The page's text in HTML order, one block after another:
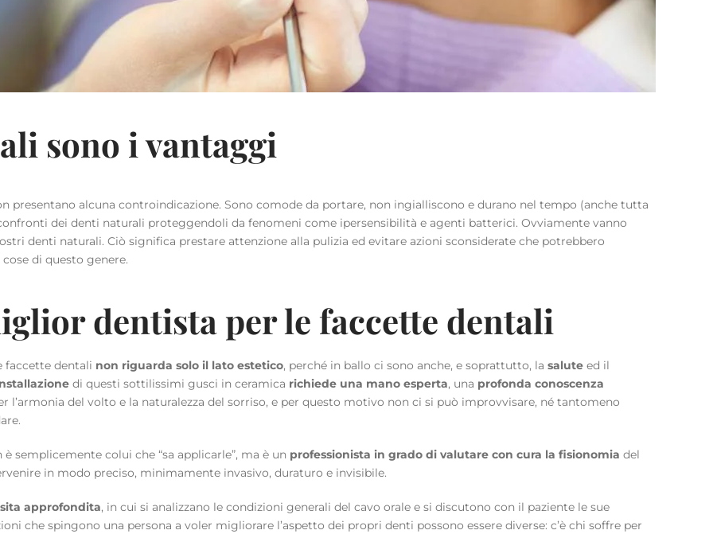
sono i vantaggi
presentano alcuna controindicazione. Sono comode da portare, non ingialliscono e durano nel tempo (anche tutta
dei denti naturali proteggendoli da fenomeni come ipersensibilità e agenti batterici. Ovviamente vanno
denti naturali. Ciò significa prestare attenzione alla pulizia ed evitare azioni sconsiderate che potrebbero
di questo genere.
dentista per le faccette dentali
faccette dentali non riguarda solo il lato estetico, perché in ballo ci sono anche, e soprattutto, la salute ed il
di questi sottilissimi gusci in ceramica richiede una mano esperta, una profonda conoscenza
l’armonia del volto e la naturalezza del sorriso, e per questo motivo non ci si può improvvisare, né tantomeno
colui che “sa applicarle”, ma è un professionista in grado di valutare con cura la fisionomia del
in modo preciso, minimamente invasivo, duraturo e invisibile.
approfondita, in cui si analizzano le condizioni generali del cavo orale e si discutono con il paziente le sue
che spingono una persona a voler migliorare l’aspetto dei propri denti possono essere diverse: c’è chi soffre per